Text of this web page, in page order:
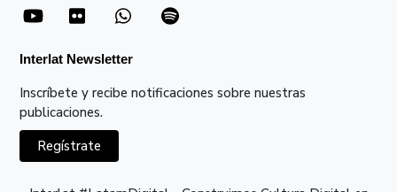
Interlat Newsletter
Inscríbete y recibe notificaciones sobre nuestras
publicaciones.
Regístrate